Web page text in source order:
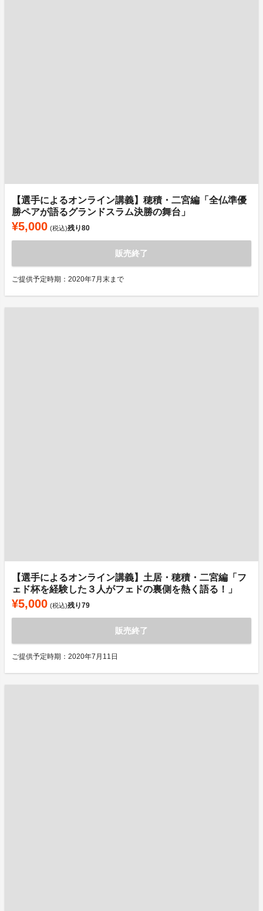
【選手によるオンライン講義】穂積・二宮編「全仏準優
勝ペアが語るグランドスラム決勝の舞台」
¥5,000 (税込)残り80
販売終了
ご提供予定時期：2020年7月末まで
【選手によるオンライン講義】土居・穂積・二宮編「フ
ェド杯を経験した３人がフェドの裏側を熱く語る！」
¥5,000 (税込)残り79
販売終了
ご提供予定時期：2020年7月11日